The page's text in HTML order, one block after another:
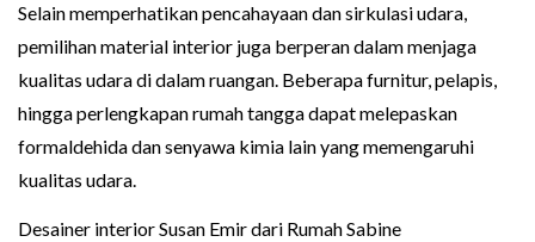
Selain memperhatikan pencahayaan dan sirkulasi udara,
pemilihan material interior juga berperan dalam menjaga
kualitas udara di dalam ruangan. Beberapa furnitur, pelapis,
hingga perlengkapan rumah tangga dapat melepaskan
formaldehida dan senyawa kimia lain yang memengaruhi
kualitas udara.
Desainer interior Susan Emir dari Rumah Sabine